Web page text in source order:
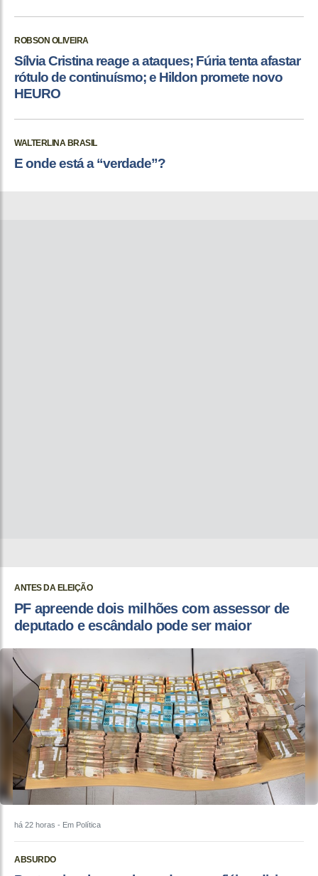
ROBSON OLIVEIRA
Sílvia Cristina reage a ataques; Fúria tenta afastar
rótulo de continuísmo; e Hildon promete novo
HEURO
WALTERLINA BRASIL
E onde está a “verdade”?
ANTES DA ELEIÇÃO
PF apreende dois milhões com assessor de
deputado e escândalo pode ser maior
há 22 horas - Em Política
ABSURDO